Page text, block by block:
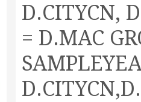
D.CITYCN,
= D.MAC